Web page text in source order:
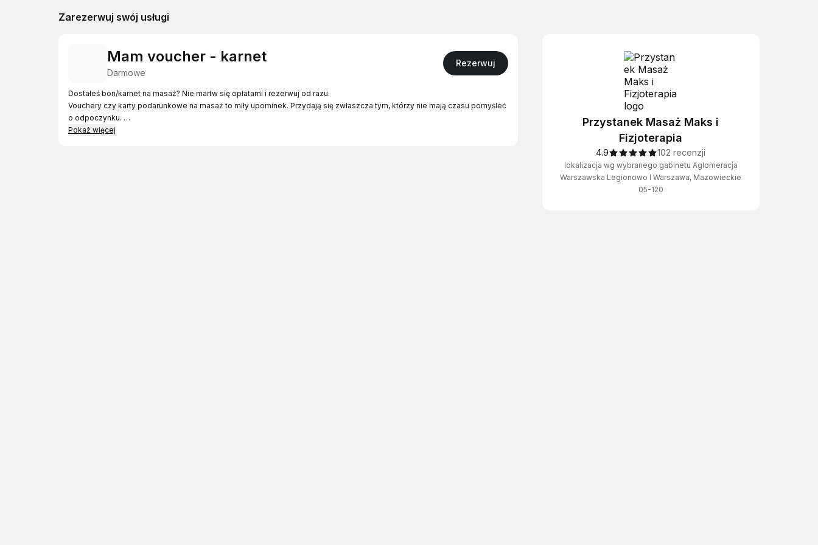
Zarezerwuj swój usługi
Mam voucher - karnet
Darmowe
Rezerwuj
Dostałeś bon/karnet na masaż? Nie martw się opłatami i rezerwuj od razu.
Vouchery czy karty podarunkowe na masaż to miły upominek. Przydają się zwłaszcza tym, którzy nie mają czasu pomyśleć
o odpoczynku.
ZAKUP:https://masazmaks.waw.pl/voucher-na-masaz-massage-voucher/
Pokaż więcej
Przystanek Masaż Maks i
Fizjoterapia
4.9 102 recenzji
lokalizacja wg wybranego gabinetu Aglomeracja
Warszawska Legionowo I Warszawa, Mazowieckie
05-120